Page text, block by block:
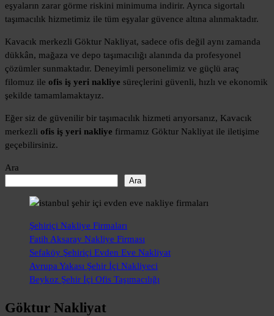
eşyaların zarar görme riskini minimuma indirir. Ayrıca sigortalı
taşımacılık hizmetimiz ile tüm eşyalar güvence altına alınmaktadır.
Kavacık merkezli Göktur Nakliyat, sadece ofis değil aynı zamanda
dükkân, mağaza ve depo taşımacılığı alanında da profesyonel
çözümler sunmaktadır. Deneyimli personelimiz ve güçlü araç
filomuz ile ofis iş yeri nakliye süreçlerini güvenli, hızlı ve ekonomik
şekilde tamamlamaktayız.
Eğer siz de güvenilir bir taşımacılık hizmeti arıyorsanız, Kavacık
merkezli ofis iş yeri nakliye firmamız Göktur Nakliyat ile iletişime
geçebilirsiniz.
Ara
Ara
Şehiriçi Nakliye Firmaları
Fatih Aksaray Nakliye Firması
Sefaköy Şehiriçi Evden Eve Nakliyat
Avrupa Yakası Şehir İçi Nakliyeci
Beykoz Şehir İçi Ofis Taşımacılığı
Göktur Nakliyat